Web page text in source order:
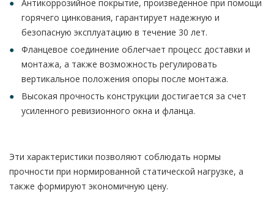
Антикоррозийное покрытие, произведенное при помощи
горячего цинкования, гарантирует надежную и
безопасную эксплуатацию в течение 30 лет.
Фланцевое соединение облегчает процесс доставки и
монтажа, а также возможность регулировать
вертикальное положения опоры после монтажа.
Высокая прочность конструкции достигается за счет
усиленного ревизионного окна и фланца.
Эти характеристики позволяют соблюдать нормы
прочности при нормированной статической нагрузке, а
также формируют экономичную цену.